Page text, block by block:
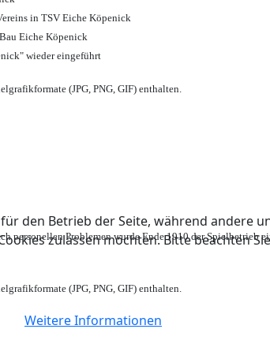
den Betrieb der Seite, während andere
zulassen möchten. Bitte beachten
Weitere Informationen
in TSV Eiche Köpenick
Eiche Köpenick
wieder eingeführt
(JPG, PNG, GIF) enthalten.
personellen Problemen wurde Ende 1910 der
(JPG, PNG, GIF) enthalten.